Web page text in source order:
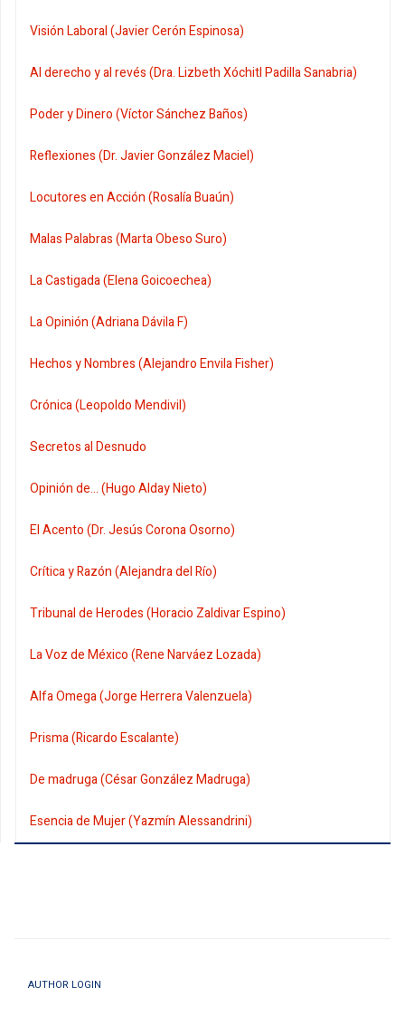
Visión Laboral (Javier Cerón Espinosa)
Al derecho y al revés (Dra. Lizbeth Xóchitl Padilla Sanabria)
Poder y Dinero (Víctor Sánchez Baños)
Reflexiones (Dr. Javier González Maciel)
Locutores en Acción (Rosalía Buaún)
Malas Palabras (Marta Obeso Suro)
La Castigada (Elena Goicoechea)
La Opinión (Adriana Dávila F)
Hechos y Nombres (Alejandro Envila Fisher)
Crónica (Leopoldo Mendivil)
Secretos al Desnudo
Opinión de... (Hugo Alday Nieto)
El Acento (Dr. Jesús Corona Osorno)
Crítica y Razón (Alejandra del Río)
Tribunal de Herodes (Horacio Zaldivar Espino)
La Voz de México (Rene Narváez Lozada)
Alfa Omega (Jorge Herrera Valenzuela)
Prisma (Ricardo Escalante)
De madruga (César González Madruga)
Esencia de Mujer (Yazmín Alessandrini)
AUTHOR LOGIN